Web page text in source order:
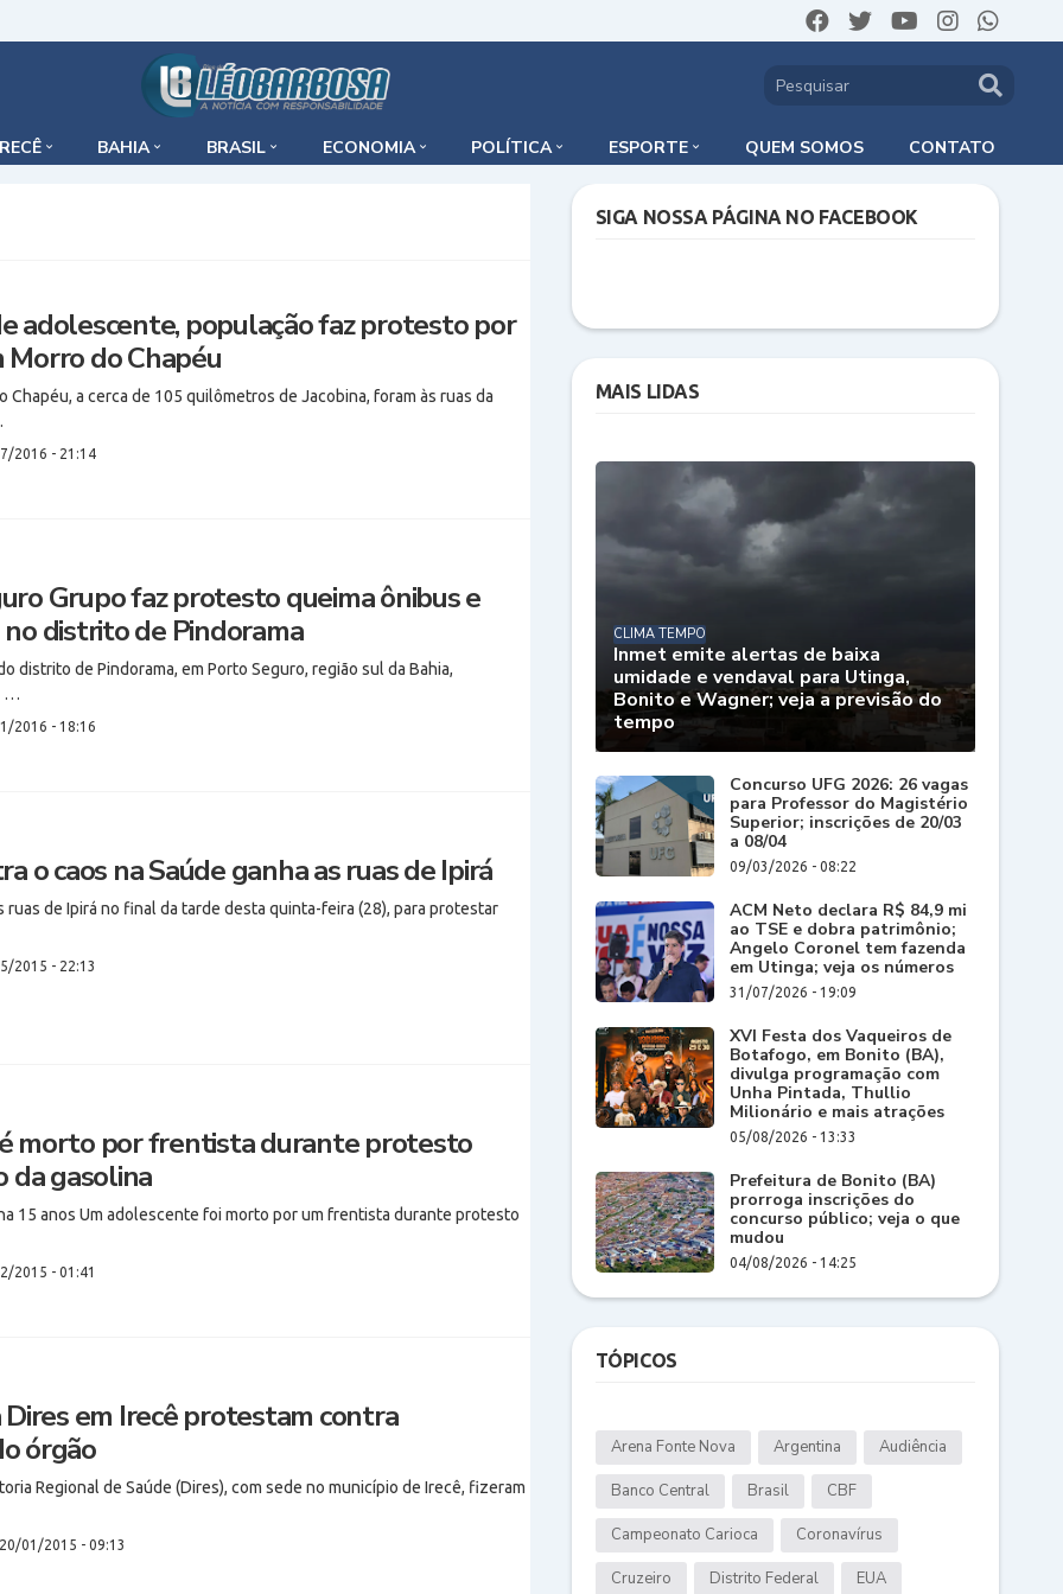
BAHIA BRASIL ECONOMIA POLÍTICA ESPORTE QUEM SOMOS CONTATO
adolescente, população faz protesto por
Morro do Chapéu
Chapéu, a cerca de 105 quilômetros de Jacobina, foram às ruas da
2016 - 21:14
Grupo faz protesto queima ônibus e
distrito de Pindorama
distrito de Pindorama, em Porto Seguro, região sul da Bahia,
…
2016 - 18:16
o caos na Saúde ganha as ruas de Ipirá
ruas de Ipirá no final da tarde desta quinta-feira (28), para protestar
2015 - 22:13
morto por frentista durante protesto
da gasolina
15 anos Um adolescente foi morto por um frentista durante protesto
2015 - 01:41
em Irecê protestam contra
órgão
Regional de Saúde (Dires), com sede no município de Irecê, fizeram
01/2015 - 09:13
SIGA NOSSA PÁGINA NO FACEBOOK
MAIS LIDAS
CLIMA TEMPO
Inmet emite alertas de baixa
umidade e vendaval para Utinga,
Bonito e Wagner; veja a previsão do
tempo
Concurso UFG 2026: 26 vagas
para Professor do Magistério
Superior; inscrições de 20/03
a 08/04
09/03/2026 - 08:22
ACM Neto declara R$ 84,9 mi
ao TSE e dobra patrimônio;
Angelo Coronel tem fazenda
em Utinga; veja os números
31/07/2026 - 19:09
XVI Festa dos Vaqueiros de
Botafogo, em Bonito (BA),
divulga programação com
Unha Pintada, Thullio
Milionário e mais atrações
05/08/2026 - 13:33
Prefeitura de Bonito (BA)
prorroga inscrições do
concurso público; veja o que
mudou
04/08/2026 - 14:25
TÓPICOS
Arena Fonte Nova Argentina Audiência
Banco Central Brasil CBF
Campeonato Carioca Coronavírus
Cruzeiro Distrito Federal EUA